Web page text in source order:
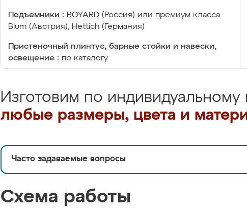
Подъемники : BOYARD (Россия) или премиум класса
Blum (Австрия), Hettich (Германия)
Пристеночный плинтус, барные стойки и навески,
освещение : по каталогу
Изготовим по индивидуальному
любые размеры, цвета и
Часто задаваемые вопросы
Схема работы